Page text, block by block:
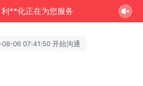
利**化正在为您服务
08-06 07:41:50 开始沟通